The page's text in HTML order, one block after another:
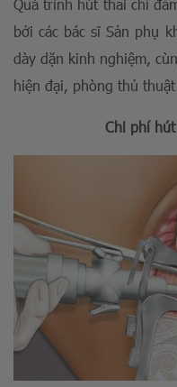
Quá trình hút thai chỉ
bởi các bác sĩ Sản phụ
dày dặn kinh nghiệm,
hiện đại, phòng thủ
Chi phí